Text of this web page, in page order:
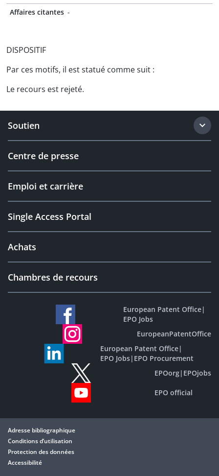
Affaires citantes -
DISPOSITIF
Par ces motifs, il est statué comme suit :
Le recours est rejeté.
Soutien
Centre de presse
Emploi et carrière
Single Access Portal
Achats
Chambres de recours
European Patent Office|
EPO Jobs
EuropeanPatentOffice
European Patent Office|
EPO Jobs| EPO Procurement
EPOorg| EPOjobs
EPO official
Adresse bibliographique
Conditions d’utilisation
Protection des données
Accessibilité